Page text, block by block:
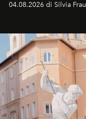
04.08.2026 di Silvia Frau